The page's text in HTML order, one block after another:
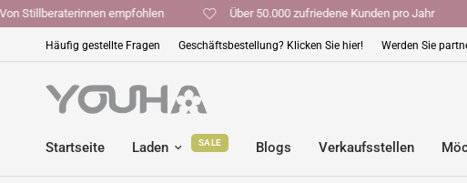
Von Stillberaterinnen empfohlen Über 50.000 zufriedene Kunden pro Jahr
Häufig gestellte Fragen Geschäftsbestellung? Klicken Sie hier! Werden Sie
Startseite Laden SALE Blogs Verkaufsstellen